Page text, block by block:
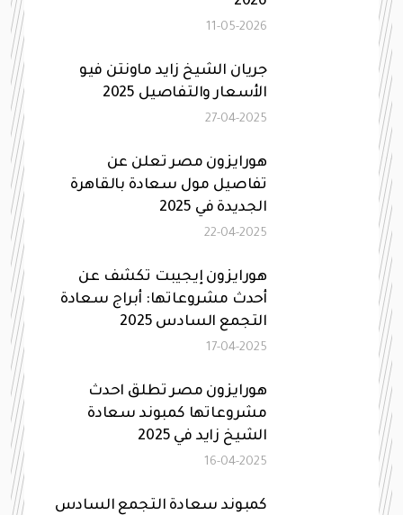
11-05-2026
جريان الشيخ زايد ماونتن فيو
الأسعار والتفاصيل 2025
27-04-2025
هورايزون مصر تعلن عن
تفاصيل مول سعادة بالقاهرة
الجديدة في 2025
22-04-2025
هورايزون إيجيبت تكشف عن
أحدث مشروعاتها: أبراج سعادة
التجمع السادس 2025
17-04-2025
هورايزون مصر تطلق احدث
مشروعاتها كمبوند سعادة
الشيخ زايد في 2025
16-04-2025
كمبوند سعادة التجمع السادس